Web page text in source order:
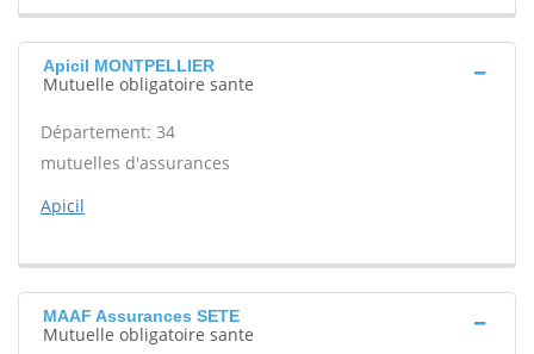
Apicil MONTPELLIER
Mutuelle obligatoire sante
Département: 34
mutuelles d'assurances
Apicil
MAAF Assurances SETE
Mutuelle obligatoire sante